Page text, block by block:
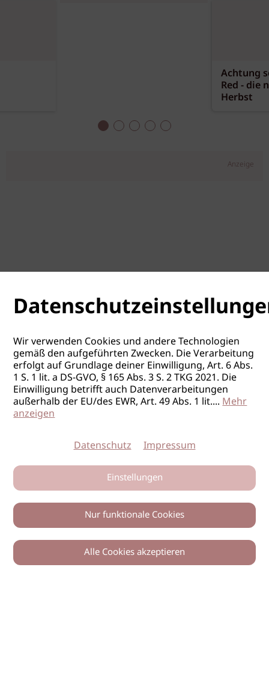
Achtung
Red - die
Herbst
Anzeige
0
Wir verwenden Cookies und andere Technologien
gemäß den aufgeführten Zwecken. Die Verarbeitung
erfolgt auf Grundlage deiner Einwilligung, Art. 6 Abs.
1 S. 1 lit. a DS-GVO, § 165 Abs. 3 S. 2 TKG 2021. Die
Einwilligung betrifft auch Datenverarbeitungen
außerhalb der EU/des EWR, Art. 49 Abs. 1 lit....Mehr
anzeigen
Datenschutz Impressum
Einstellungen
Nur funktionale Cookies
Alle Cookies akzeptieren